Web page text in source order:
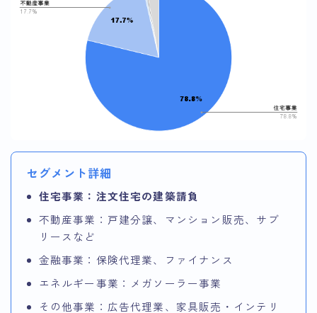
セグメント詳細
住宅事業：注文住宅の建築請負
不動産事業：戸建分譲、マンション販売、サブ
リースなど
金融事業：保険代理業、ファイナンス
エネルギー事業：メガソーラー事業
その他事業：広告代理業、家具販売・インテリ